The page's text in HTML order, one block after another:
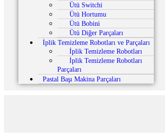
Ütü Switchi
Ütü Hortumu
Ütü Bobini
Ütü Diğer Parçaları
İplik Temizleme Robotları ve Parçaları
İplik Temizleme Robotları
İplik Temizleme Robotları
Parçaları
Pastal Başı Makina Parçaları